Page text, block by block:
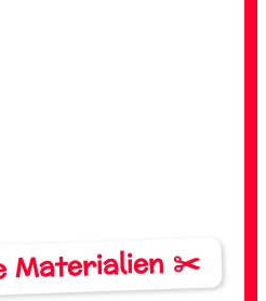
Materialien ✂️